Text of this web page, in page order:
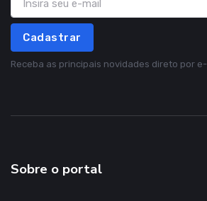
Cadastrar
Receba as principais novidades direto por
Sobre o portal